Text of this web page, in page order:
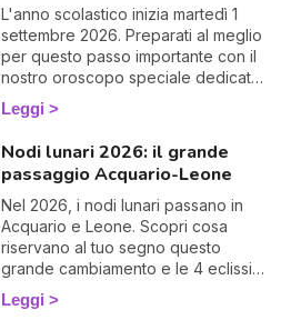
L'anno scolastico inizia martedì 1
settembre 2026. Preparati al meglio
per questo passo importante con il
nostro oroscopo speciale dedicato
al rientro!
Leggi
Nodi lunari 2026: il grande
passaggio Acquario-Leone
Nel 2026, i nodi lunari passano in
Acquario e Leone. Scopri cosa
riservano al tuo segno questo
grande cambiamento e le 4 eclissi
dell'anno.
Leggi